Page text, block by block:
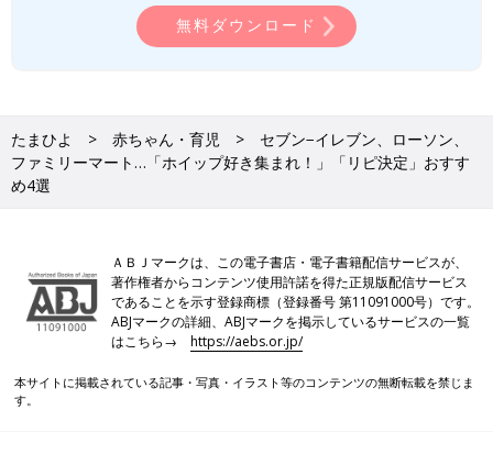
無料ダウンロード
たまひよ 赤ちゃん・育児
セブン−イレブン、ローソン、
ファミリーマート…「ホイップ好き集まれ！」「リピ決定」おすす
め4選
ＡＢＪマークは、この電子書店・電子書籍配信サービスが、
著作権者からコンテンツ使用許諾を得た正規版配信サービス
であることを示す登録商標（登録番号 第11091000号）です。
ABJマークの詳細、ABJマークを掲示しているサービスの一覧
はこちら→https://aebs.or.jp/
本サイトに掲載されている記事・写真・イラスト等のコンテンツの無断転載を禁じま
す。